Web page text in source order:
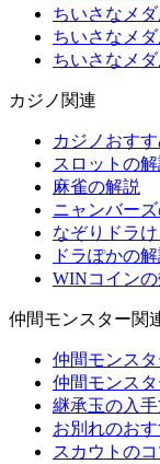
ちいさなメ
ちいさなメ
ちいさなメ
カジノ関連
カジノおす
スロットの解
麻雀の解説
ニャンバー
なぞりドラ
ドラぽかの解
WINコイン
仲間モンスター関
仲間モンス
仲間モンス
継承玉の入
お別れのお
スカウトの